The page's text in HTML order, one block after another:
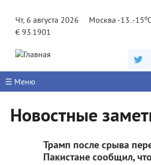
Чт, 6 августа 2026
Москва -13..-15o
€ 93.1901
☰ Меню
Новостные
Трамп после срыва
Пакистане сообщил,